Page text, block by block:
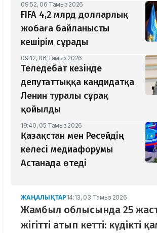
09:52, 06 Тамыз 2026
FIFA 4,2 млрд долларлық
жобаға байланысты
кешірім сұрады
09:12, 06 Тамыз 2026
Теледебат кезінде
депутаттыққа кандидатқа
Ленин туралы сұрақ
қойылды
19:40, 05 Тамыз 2026
Қазақстан мен Ресейдің
келесі медиафорумы
Астанада өтеді
ЖАҢАЛЫҚТАР 14:13, 03 Тамыз 2026
Жамбыл облысында 25
жігітті атып кетті: күдікті